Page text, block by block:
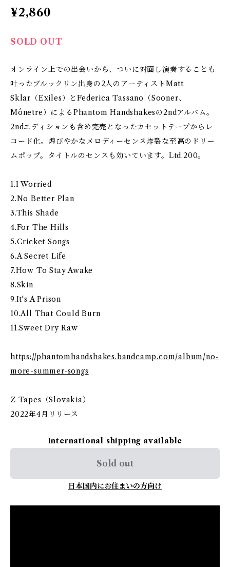
¥2,860
SOLD OUT
オンライン上での出会いから、ついに対面し演奏することも
叶ったブルックリン出身の2人のアーティストMatt
Sklar（Exiles）とFederica Tassano（Sooner、
Mônetre）によるPhantom Handshakesの2ndアルバム。
2ndエディションも含め完売となったカセットテープからレ
コード化。煌びやかなメロディーセンス炸裂な至高のドリー
ムポップ。タイトルのセンスも効いています。Ltd.200。
1.I Worried
2.No Better Plan
3.This Shade
4.For The Hills
5.Cricket Songs
6.A Secret Life
7.How To Stay Awake
8.Skin
9.It's A Prison
10.All That Could Burn
11.Sweet Dry Raw
https://phantomhandshakes.bandcamp.com/album/no-
more-summer-songs
Z Tapes（Slovakia）
2022年4月リリース
International shipping available
Sold out
日本国内にお住まいの方向け